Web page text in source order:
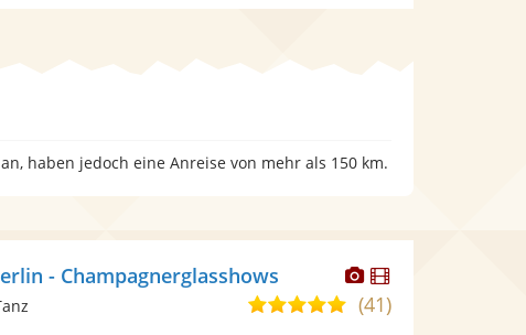
haben jedoch eine Anreise von mehr als 150 km.
Dieser
Künstler
stellt
Dieser
Künstler
- Champagnerglasshows
5,0(41)